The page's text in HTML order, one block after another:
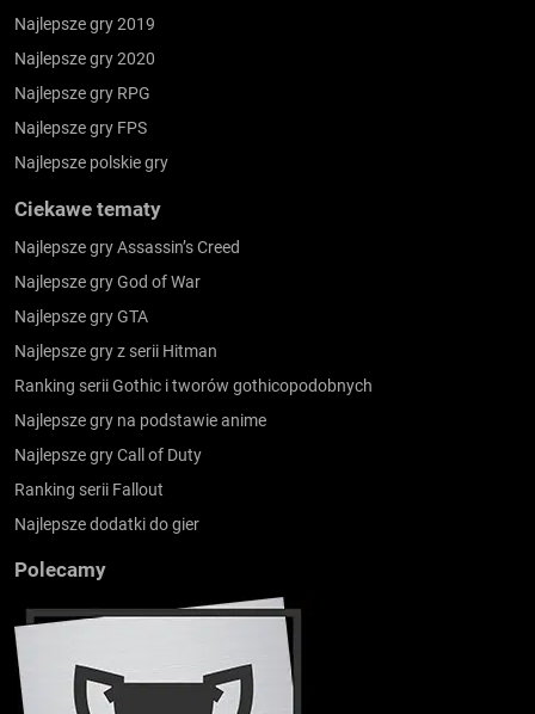
Najlepsze gry 2019
Najlepsze gry 2020
Najlepsze gry RPG
Najlepsze gry FPS
Najlepsze polskie gry
Ciekawe tematy
Najlepsze gry Assassin’s Creed
Najlepsze gry God of War
Najlepsze gry GTA
Najlepsze gry z serii Hitman
Ranking serii Gothic i tworów gothicopodobnych
Najlepsze gry na podstawie anime
Najlepsze gry Call of Duty
Ranking serii Fallout
Najlepsze dodatki do gier
Polecamy